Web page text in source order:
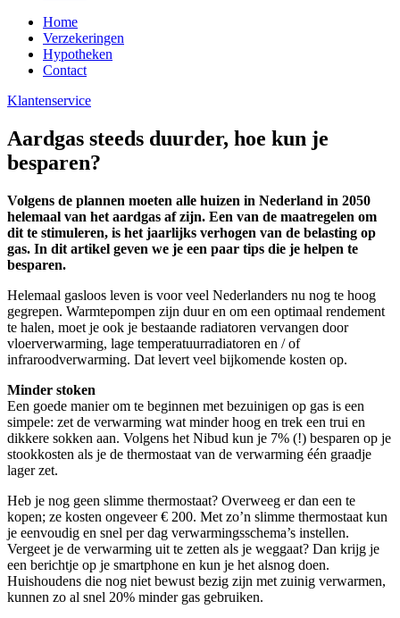
Home
Verzekeringen
Hypotheken
Contact
Klantenservice
Aardgas steeds duurder, hoe kun je
besparen?
Volgens de plannen moeten alle huizen in Nederland in 2050
helemaal van het aardgas af zijn. Een van de maatregelen om
dit te stimuleren, is het jaarlijks verhogen van de belasting op
gas. In dit artikel geven we je een paar tips die je helpen te
besparen.
Helemaal gasloos leven is voor veel Nederlanders nu nog te hoog
gegrepen. Warmtepompen zijn duur en om een optimaal rendement
te halen, moet je ook je bestaande radiatoren vervangen door
vloerverwarming, lage temperatuurradiatoren en / of
infraroodverwarming. Dat levert veel bijkomende kosten op.
Minder stoken
Een goede manier om te beginnen met bezuinigen op gas is een
simpele: zet de verwarming wat minder hoog en trek een trui en
dikkere sokken aan. Volgens het Nibud kun je 7% (!) besparen op je
stookkosten als je de thermostaat van de verwarming één graadje
lager zet.
Heb je nog geen slimme thermostaat? Overweeg er dan een te
kopen; ze kosten ongeveer € 200. Met zo’n slimme thermostaat kun
je eenvoudig en snel per dag verwarmingsschema’s instellen.
Vergeet je de verwarming uit te zetten als je weggaat? Dan krijg je
een berichtje op je smartphone en kun je het alsnog doen.
Huishoudens die nog niet bewust bezig zijn met zuinig verwarmen,
kunnen zo al snel 20% minder gas gebruiken.